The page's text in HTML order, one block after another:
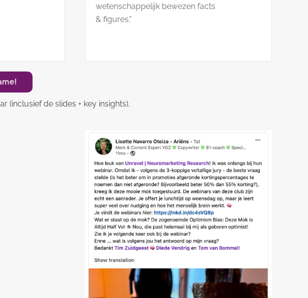
wetenschappelijk bewezen facts
& figures."
(inclusief de slides + key insights).